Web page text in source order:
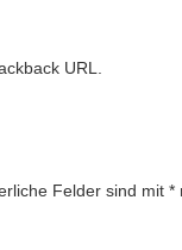
URL
Felder sind mit *